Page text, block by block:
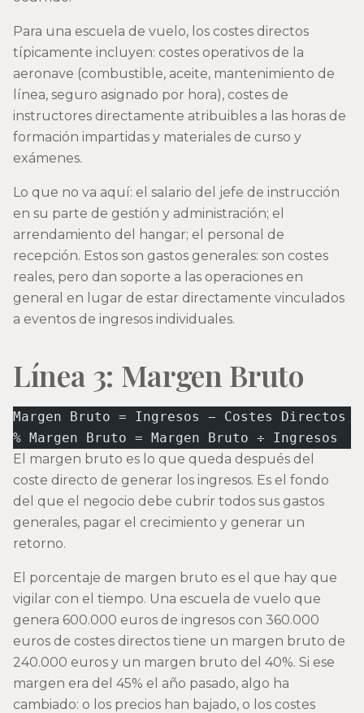
Para una escuela de vuelo, los costes directos
típicamente incluyen: costes operativos de la
aeronave (combustible, aceite, mantenimiento de
línea, seguro asignado por hora), costes de
instructores directamente atribuibles a las horas de
formación impartidas y materiales de curso y
exámenes.
Lo que no va aquí: el salario del jefe de instrucción
en su parte de gestión y administración; el
arrendamiento del hangar; el personal de
recepción. Estos son gastos generales: son costes
reales, pero dan soporte a las operaciones en
general en lugar de estar directamente vinculados
a eventos de ingresos individuales.
Línea 3: Margen Bruto
Margen Bruto = Ingresos − Costes Directos
% Margen Bruto = Margen Bruto ÷ Ingresos
El margen bruto es lo que queda después del
coste directo de generar los ingresos. Es el fondo
del que el negocio debe cubrir todos sus gastos
generales, pagar el crecimiento y generar un
retorno.
El porcentaje de margen bruto es el que hay que
vigilar con el tiempo. Una escuela de vuelo que
genera 600.000 euros de ingresos con 360.000
euros de costes directos tiene un margen bruto de
240.000 euros y un margen bruto del 40%. Si ese
margen era del 45% el año pasado, algo ha
cambiado: o los precios han bajado, o los costes